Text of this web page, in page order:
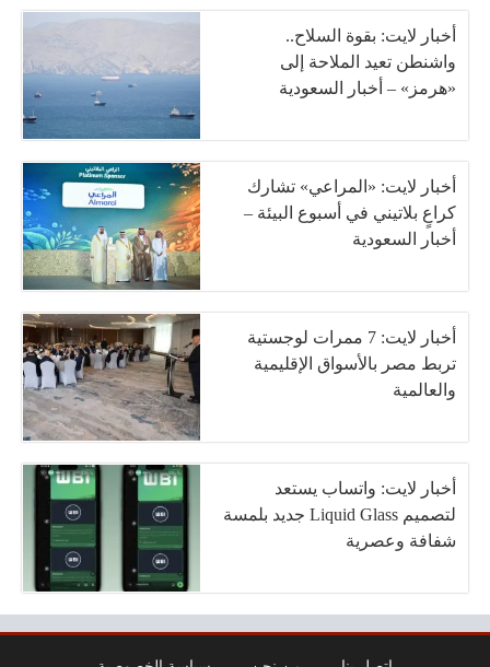
أخبار لايت: بقوة السلاح..
واشنطن تعيد الملاحة إلى
«هرمز» – أخبار السعودية
أخبار لايت: «المراعي» تشارك
كراعٍ بلاتيني في أسبوع البيئة –
أخبار السعودية
أخبار لايت: 7 ممرات لوجستية
تربط مصر بالأسواق الإقليمية
والعالمية
أخبار لايت: واتساب يستعد
لتصميم Liquid Glass جديد بلمسة
شفافة وعصرية